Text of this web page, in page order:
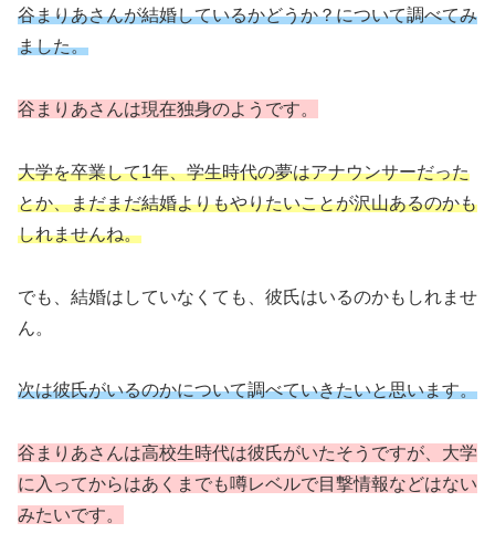
谷まりあさんが結婚しているかどうか？について調べてみ
ました。
谷まりあさんは現在独身のようです。
大学を卒業して1年、学生時代の夢はアナウンサーだった
とか、まだまだ結婚よりもやりたいことが沢山あるのかも
しれませんね。
でも、結婚はしていなくても、彼氏はいるのかもしれませ
ん。
次は彼氏がいるのかについて調べていきたいと思います。
谷まりあさんは高校生時代は彼氏がいたそうですが、大学
に入ってからはあくまでも噂レベルで目撃情報などはない
みたいです。